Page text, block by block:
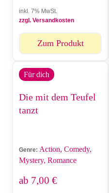
inkl. 7% MwSt.
zzgl. Versandkosten
Zum Produkt
Für dich
Die mit dem Teufel
tanzt
Genre: Action, Comedy,
Mystery, Romance
ab 7,00 €